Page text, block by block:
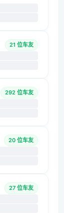
21 位车友
292 位车友
20 位车友
27 位车友